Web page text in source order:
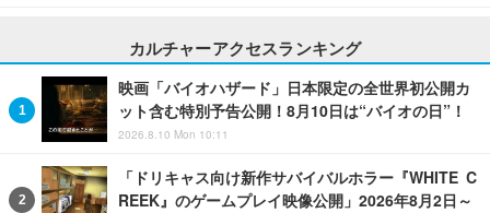
カルチャーアクセスランキング
映画「バイオハザード」日本限定の全世界初公開カ
ット含む特別予告公開！8月10日は“バイオの日”！
2026.8.10 Mon 10:11
「ドリキャス向け新作サバイバルホラー『WHITE C
REEK』のゲームプレイ映像公開」2026年8月2日～